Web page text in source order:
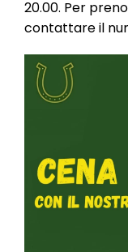
20.00. Per
contattare il